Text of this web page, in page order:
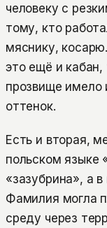
человеку с
тому, кто
мяснику,
это ещё и кабан,
прозвище имело
оттенок.
Есть и вторая,
польском языке
«зазубрина», а
Фамилия могла
среду через